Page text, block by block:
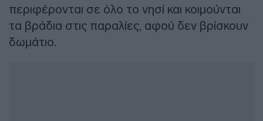
περιφέρονται σε όλο το νησί και κοιμούνται
τα βράδια στις παραλίες, αφού δεν βρίσκουν
δωμάτιο.